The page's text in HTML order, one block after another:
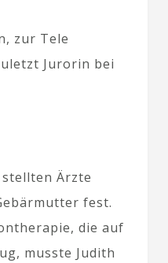
zur Tele
Jurorin bei
Ärzte
fest.
die auf
musste Judith